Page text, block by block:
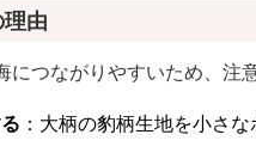
由
つながりやすいため、注
：大柄の豹柄生地を小さ